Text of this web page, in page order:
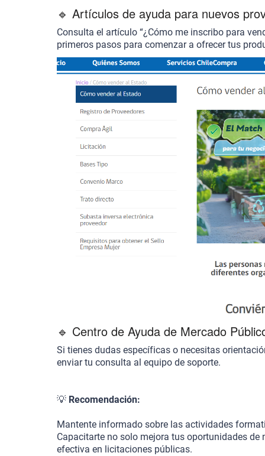
🔹 Artículos de ayuda para nuevos
Consulta el artículo “¿Cómo me inscribo para
primeros pasos para comenzar a ofrecer tus
🔹 Centro de Ayuda de Mercado
Si tienes dudas específicas o necesitas
enviar tu consulta al equipo de soporte.
💡 Recomendación:
Mantente informado sobre las actividades
Capacitarte no solo mejora tus oportunidades
efectiva en licitaciones públicas.